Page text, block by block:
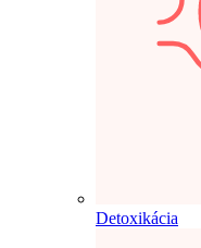
Detoxikácia